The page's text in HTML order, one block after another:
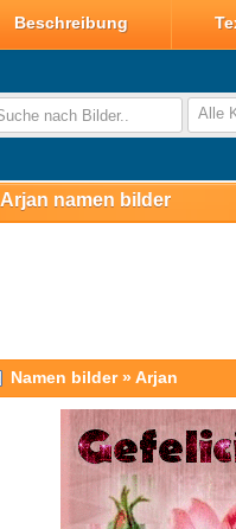
Beschreibung
Alle
Arjan namen bilder
Namen bilder»Arjan